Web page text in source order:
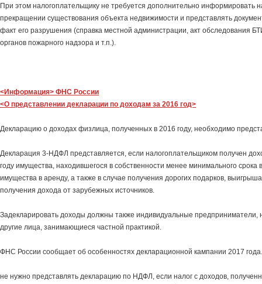
При этом налогоплательщику не требуется дополнительно информировать
прекращении существования объекта недвижимости и представлять
факт его разрушения (справка местной администрации, акт обследования
органов пожарного надзора и т.п.).
<Информация> ФНС России
<О представлении декларации по доходам за 2016 год>
Декларацию о доходах физлица, полученных в 2016 году, необходимо
Декларация 3-НДФЛ представляется, если налогоплательщиком получен
году имущества, находившегося в собственности менее минимального срока
имущества в аренду, а также в случае получения дорогих подарков,
получения дохода от зарубежных источников.
Задекларировать доходы должны также индивидуальные предприниматели,
другие лица, занимающиеся частной практикой.
ФНС России сообщает об особенностях декларационной кампании 2017 года.
не нужно представлять декларацию по НДФЛ, если налог с доходов,